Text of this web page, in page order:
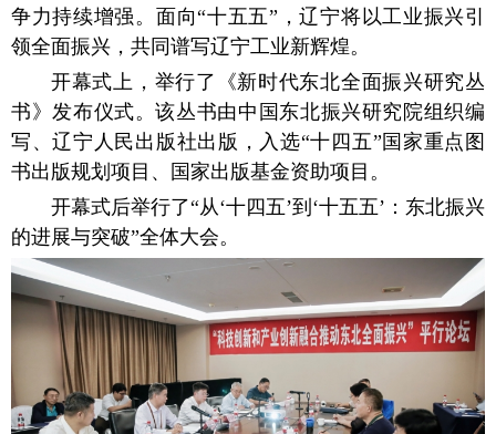
争力持续增强。面向“十五五”，辽宁将以工业振兴引
领全面振兴，共同谱写辽宁工业新辉煌。
开幕式上，举行了《新时代东北全面振兴研究丛
书》发布仪式。该丛书由中国东北振兴研究院组织编
写、辽宁人民出版社出版，入选“十四五”国家重点图
书出版规划项目、国家出版基金资助项目。
开幕式后举行了“从‘十四五’到‘十五五’：东北振兴
的进展与突破”全体大会。